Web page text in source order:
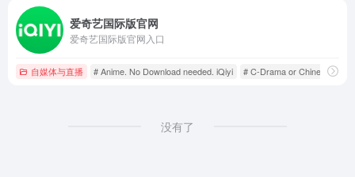
爱奇艺国际版官网
爱奇艺国际版官网入口
自媒体与直播 # Anime. No Download needed. iQiyi # C-Drama or Chinese
没有了